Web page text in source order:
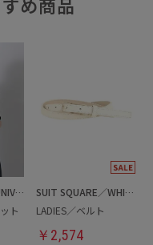
SUIT SQUARE／UNIVERSAL LANGUAGE／WHITE
ト
SUIT SQUARE／WHITE
LADIES／ベルト
￥ 2,574